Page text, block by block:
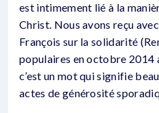
est intimement lié à la
Christ. Nous avons reçu
François sur la solidarité
populaires en octobre 2014
c’est un mot qui signifie
actes de générosité